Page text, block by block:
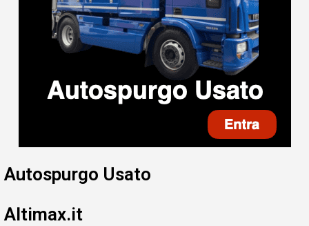
Autospurgo Usato
Altimax.it